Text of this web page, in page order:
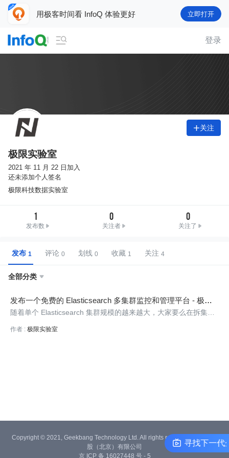
用极客时间看 InfoQ 体验更好 立即打开
 登录
关注
极限实验室
2021 年 11 月 22 日加入
还未添加个人签名
极限科技数据实验室
1
发布数
0
关注者
0
关注了
发布 评论 划线 收藏 关注
全部分类 
发布一个免费的 Elasticsearch 多集群监控和管理平台 - 极限
数据平台
作者 : 极限实验室
随着单个 Elasticsearch 集群规模的越来越大，大家要么在拆集群
过 5 个集群的情况已经变得非常普遍，而管理多个集群着实是有点
Copyright © 2021, Geekbang Technology Ltd. All rights reserved. 极客邦控
股（北京）有限公司
京 ICP 备 16027448 号 - 5
数据cool谈（第2期）寻找下一代